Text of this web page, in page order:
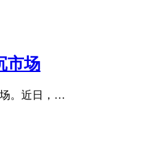
市场
场。近日，…